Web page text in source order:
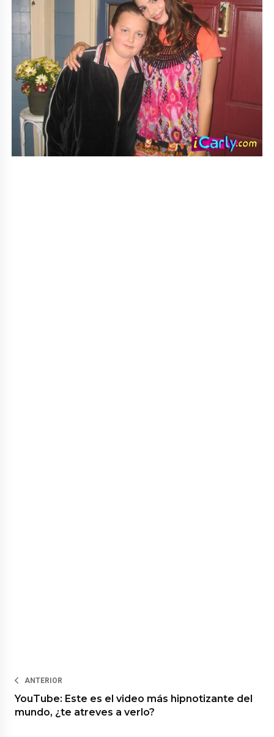
ANTERIOR
YouTube: Este es el video más hipnotizante del
mundo, ¿te atreves a verlo?